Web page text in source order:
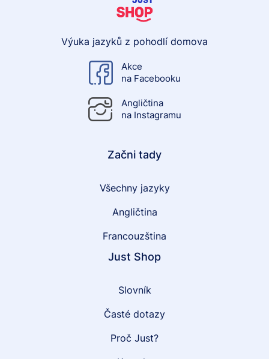
Výuka jazyků z pohodlí domova
Akce
na Facebooku
Angličtina
na Instagramu
Začni tady
Všechny jazyky
Angličtina
Francouzština
Just Shop
Slovník
Časté dotazy
Proč Just?